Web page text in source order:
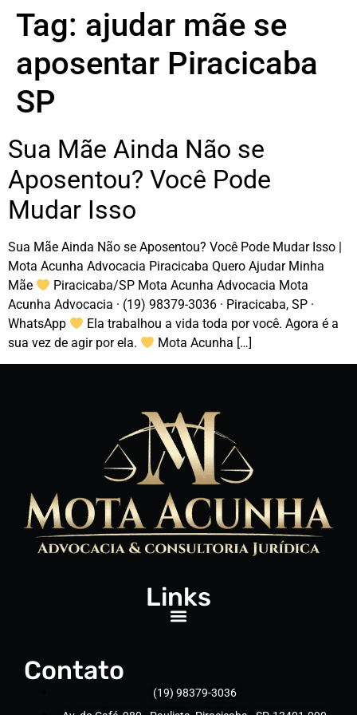
Tag: ajudar mãe se
aposentar Piracicaba
SP
Sua Mãe Ainda Não se
Aposentou? Você Pode
Mudar Isso
Sua Mãe Ainda Não se Aposentou? Você Pode Mudar Isso |
Mota Acunha Advocacia Piracicaba Quero Ajudar Minha
Mãe
Piracicaba/SP Mota Acunha Advocacia Mota
Acunha Advocacia · (19) 98379-3036 · Piracicaba, SP ·
WhatsApp
Ela trabalhou a vida toda por você. Agora é a
sua vez de agir por ela.
Mota Acunha […]
Links
Contato
(19) 98379-3036